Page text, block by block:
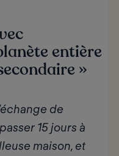
entière
»
de
15 jours à
maison, et